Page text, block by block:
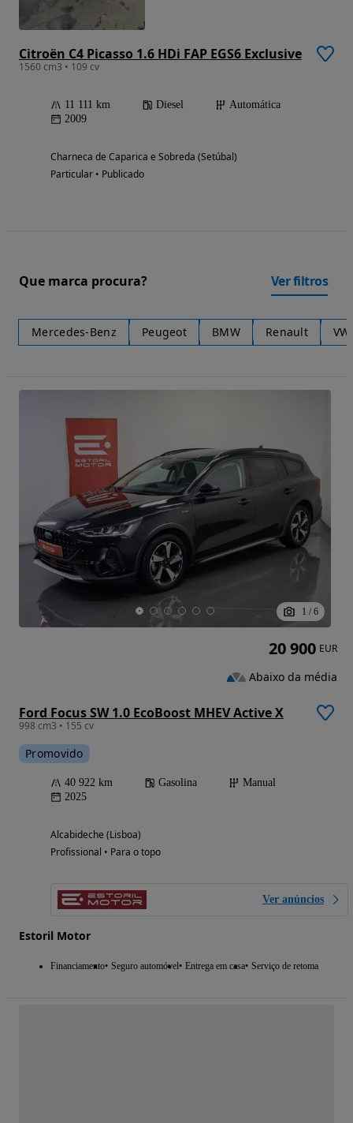
Citroën C4 Picasso 1.6 HDi FAP EGS6 Exclusive
1560 cm3 • 109 cv
11 111 km Diesel
Automática
2009
Charneca de Caparica e Sobreda (Setúbal)
Particular • Publicado
Que marca procura? Ver filtros
Mercedes-Benz Peugeot BMW Renault VW
1 / 6
Ford Focus SW 1.0 EcoBoost MHEV Active X
998 cm3 • 155 cv
Promovido
40 922 km Gasolina
Manual
2025
Alcabideche (Lisboa)
Profissional • Para o topo
Ver anúncios
Estoril Motor
Financiamento Seguro automóvel Entrega em casa Serviço de retoma
20 900 EUR
Abaixo da média